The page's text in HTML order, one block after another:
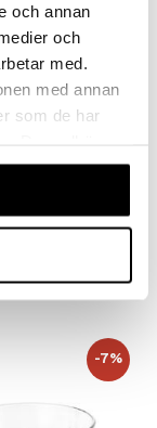
och annan
och
med.
med annan
som de har
webbplats.
Grand Cru Lock till ugnsfast skål
-7%